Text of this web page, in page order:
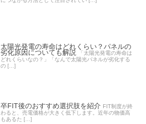
太陽光発電の寿命はどれくらい？パネルの
劣化原因についても解説
「太陽光発電の寿命は
どれくらいなの？」「なんで太陽光パネルが劣化する
の […]
卒FIT後のおすすめ選択肢を紹介 FIT制度が終
わると、売電価格が大きく低下します。近年の物価高
もあるた […]